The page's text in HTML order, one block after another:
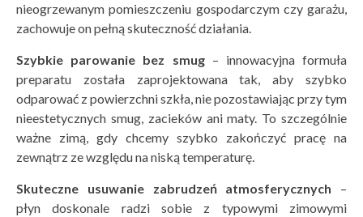
nieogrzewanym pomieszczeniu gospodarczym czy garażu,
zachowuje on pełną skuteczność działania.
Szybkie parowanie bez smug– innowacyjna formuła
preparatu została zaprojektowana tak, aby szybko
odparować z powierzchni szkła, nie pozostawiając przy tym
nieestetycznych smug, zacieków ani maty. To szczególnie
ważne zimą, gdy chcemy szybko zakończyć pracę na
zewnątrz ze względu na niską temperaturę.
Skuteczne usuwanie zabrudzeń atmosferycznych –
płyn doskonale radzi sobie z typowymi zimowymi